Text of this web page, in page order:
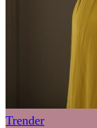
Trender